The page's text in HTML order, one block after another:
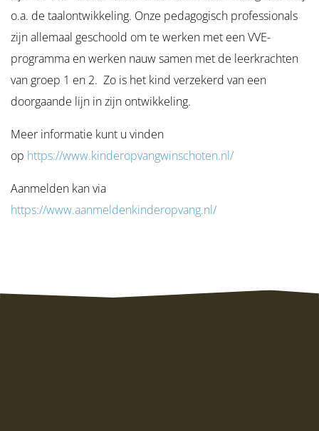
o.a. de taalontwikkeling. Onze pedagogisch professionals
zijn allemaal geschoold om te werken met een VVE-
programma en werken nauw samen met de leerkrachten
van groep 1 en 2. Zo is het kind verzekerd van een
doorgaande lijn in zijn ontwikkeling.
Meer informatie kunt u vinden
op https://www.kinderopvangwinschoten.nl/
Aanmelden kan via
https://www.aanmeldenkinderopvang.nl/